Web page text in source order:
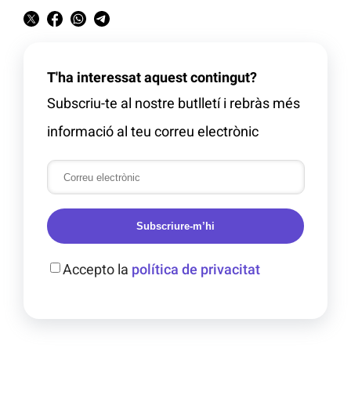
T'ha interessat aquest contingut?
Subscriu-te al nostre butlletí i rebràs més
informació al teu correu electrònic
Subscriure-m’hi
Accepto la política de privacitat